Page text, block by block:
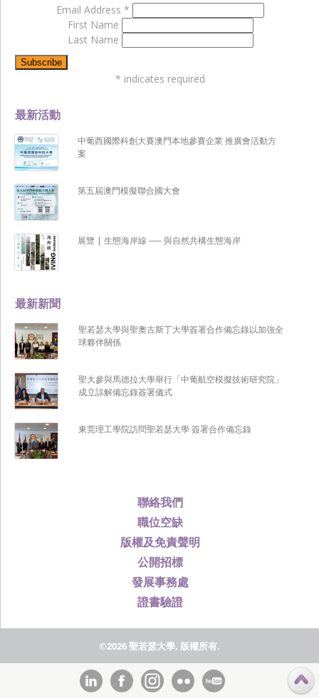
聯絡我們
職位空缺
版權及免責聲明
公開招標
發展事務處
證書驗證
最新新聞
聖若瑟大學與聖奧古斯丁大學簽署合作備忘錄以加強全
球夥伴關係
聖大參與馬德拉大學舉行「中葡航空模擬技術研究院」
成立諒解備忘錄簽署儀式
東莞理工學院訪問聖若瑟大學 簽署合作備忘錄
最新活動
中葡西國際科創大賽澳門本地參賽企業 推廣會活動方
案
第五屆澳門模擬聯合國大會
展覽 | 生態海岸線 ── 與自然共構生態海岸
Email Address *
First Name
Last Name
* indicates required
©2026 聖若瑟大學, 版權所有.